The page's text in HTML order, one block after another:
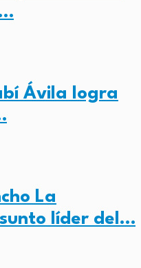
Ávila logra
La
líder del…